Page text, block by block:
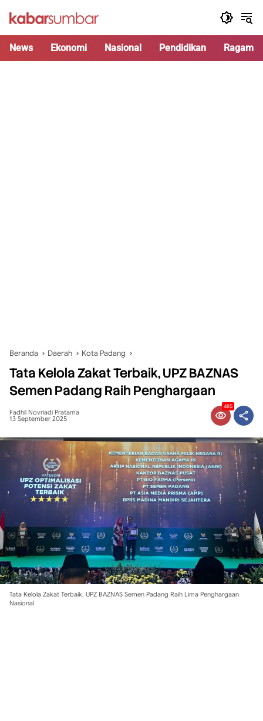
News Ekonomi Nasional Pendidikan Ragam
Beranda Daerah Kota Padang
Tata Kelola Zakat Terbaik, UPZ BAZNAS
Semen Padang Raih Penghargaan
Fadhil Novriadi Pratama
13 September 2025
485
Tata Kelola Zakat Terbaik, UPZ BAZNAS Semen Padang Raih Lima Penghargaan
Nasional